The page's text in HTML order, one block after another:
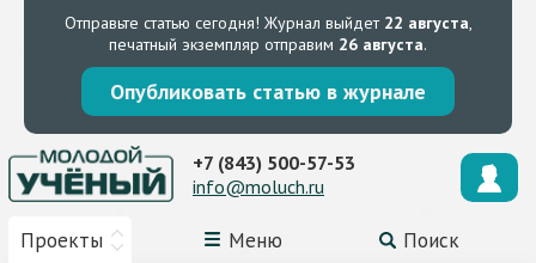
Отправьте статью сегодня! Журнал выйдет 22 августа,
печатный экземпляр отправим 26 августа.
Опубликовать статью в журнале
Проекты Меню Поиск
+7 (843) 500-57-53
info@moluch.ru